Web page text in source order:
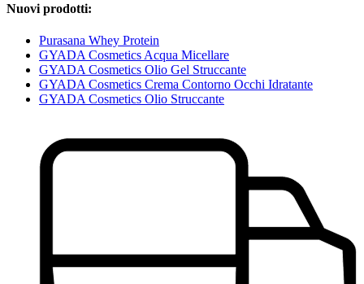
Nuovi prodotti:
Purasana Whey Protein
GYADA Cosmetics Acqua Micellare
GYADA Cosmetics Olio Gel Struccante
GYADA Cosmetics Crema Contorno Occhi Idratante
GYADA Cosmetics Olio Struccante